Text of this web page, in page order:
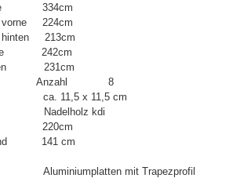
334cm
224cm
213cm
242cm
231cm
Anzahl
8
ca. 11,5 x 11,5 cm
Nadelholz kdi
220cm
141 cm
Aluminiumplatten mit Trapezprofil